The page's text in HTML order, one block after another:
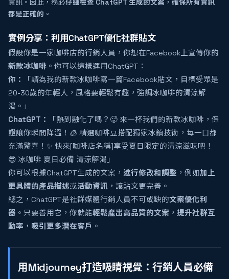
資訊。因此，務必仔細檢查 ChatGPT 生成的文案 ， 確保所有資訊
都是正確的 。
實例分享：利用ChatGPT優化社群貼文
假設你是一家咖啡店的行銷人員，你想在Facebook上宣傳你的
新款冰咖啡 。你可以這樣運用ChatGPT：
你：
「請為我的新款冰咖啡寫一篇Facebook貼文，目標受眾是
20-30歲的年輕人，風格要輕鬆有趣，強調冰咖啡的清涼解
渴。」
ChatGPT：
「熱到融化了嗎？🥵 來一杯我們的新款冰咖啡，保
證讓你瞬間降溫！🧊 精選咖啡豆搭配獨家冰鎮技術，每一口都
充滿驚喜！✨ 快來[咖啡店名稱]享受夏日限定的清涼滋味吧！
😎 冰咖啡 夏日必備 清涼解渴」
你可以根據ChatGPT生成的文案， 進行修改和調整 ，例如加上
更具體的產品描述或活動資訊 ，讓貼文更完善。
總之，ChatGPT是社群媒體行銷人員不可或缺的文案優化利
器 。只要善用它，你就能輕鬆產出高品質的文案 ， 提升社群互
動率 ， 吸引更多潛在客戶 。
用Midjourney打造吸睛視覺：行銷人員必備